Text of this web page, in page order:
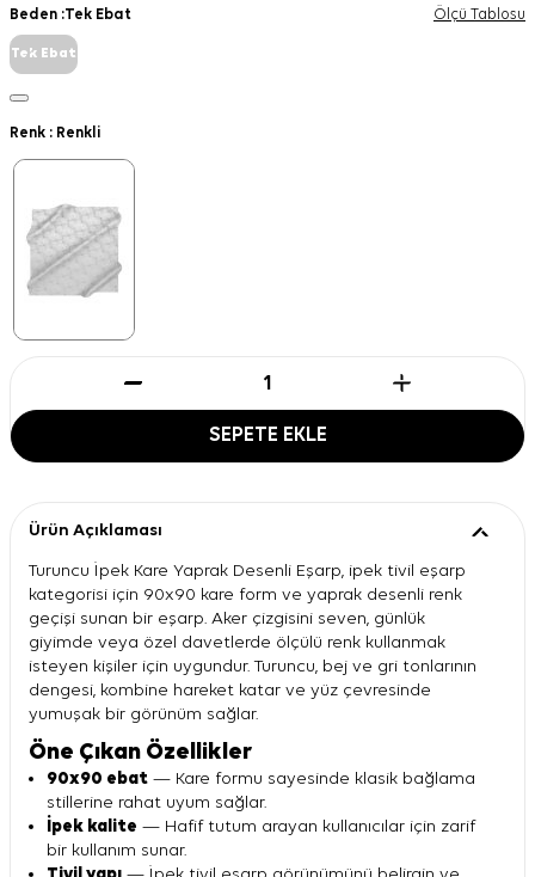
Beden :Tek Ebat Ölçü Tablosu
Tek Ebat
Renk : Renkli
SEPETE EKLE
Ürün Açıklaması
Turuncu İpek Kare Yaprak Desenli Eşarp, ipek tivil eşarp
kategorisi için 90x90 kare form ve yaprak desenli renk
geçişi sunan bir eşarp. Aker çizgisini seven, günlük
giyimde veya özel davetlerde ölçülü renk kullanmak
isteyen kişiler için uygundur. Turuncu, bej ve gri tonlarının
dengesi, kombine hareket katar ve yüz çevresinde
yumuşak bir görünüm sağlar.
Öne Çıkan Özellikler
90x90 ebat — Kare formu sayesinde klasik bağlama
stillerine rahat uyum sağlar.
İpek kalite — Hafif tutum arayan kullanıcılar için zarif
bir kullanım sunar.